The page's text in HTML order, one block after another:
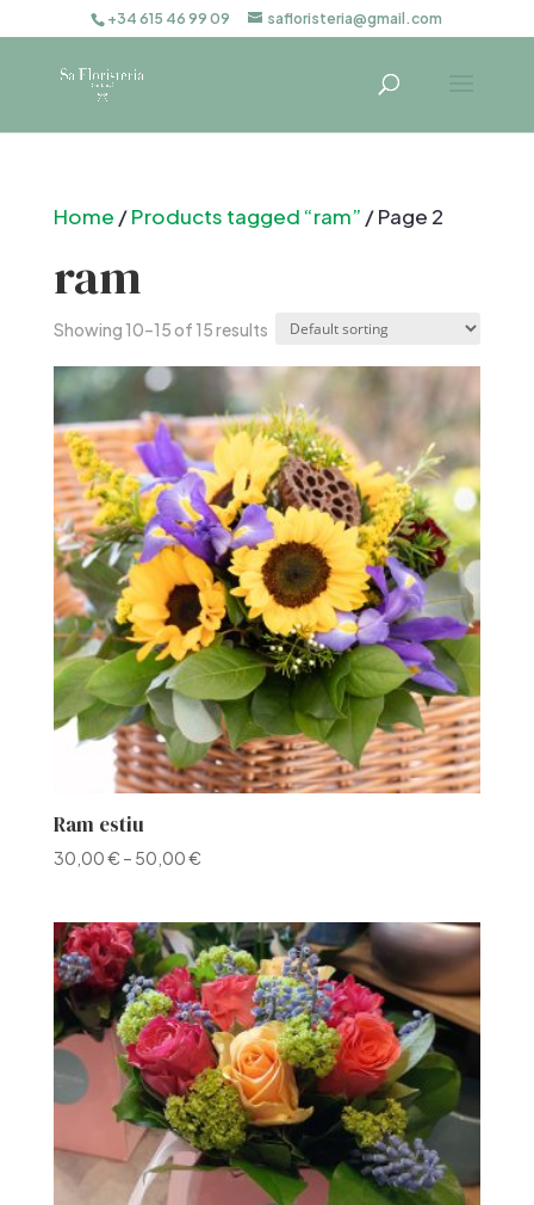
+34 615 46 99 09 safloristeria@gmail.com
Home /Products tagged “ram” / Page 2
ram
Showing 10–15 of 15 results
Ram estiu
30,00€ – 50,00€